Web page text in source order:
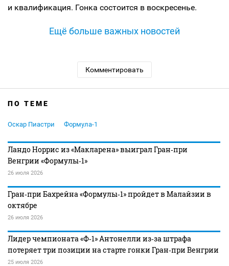
и квалификация. Гонка состоится в воскресенье.
Ещё больше важных новостей
Комментировать
ПО ТЕМЕ
Оскар Пиастри Формула-1
Ландо Норрис из «Макларена» выиграл Гран‑при
Венгрии «Формулы‑1»
26 июля 2026
Гран‑при Бахрейна «Формулы‑1» пройдет в Малайзии в
октябре
26 июля 2026
Лидер чемпионата «Ф‑1» Антонелли из‑за штрафа
потеряет три позиции на старте гонки Гран‑при Венгрии
25 июля 2026